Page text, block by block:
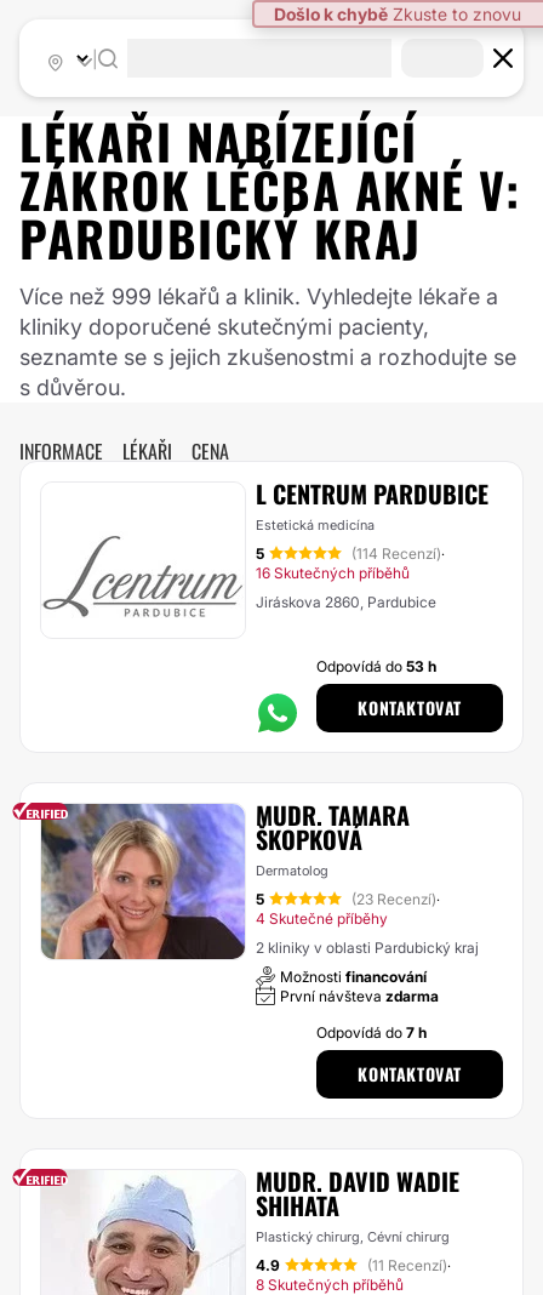
LÉKAŘI NABÍZEJÍCÍ
ZÁKROK LÉČBA AKNÉ V:
PARDUBICKÝ KRAJ
Více než 999 lékařů a klinik. Vyhledejte lékaře a
kliniky doporučené skutečnými pacienty,
seznamte se s jejich zkušenostmi a rozhodujte se
s důvěrou.
INFORMACE LÉKAŘI CENA
L CENTRUM PARDUBICE
Estetická medicína
5 (114 Recenzí)·
16 Skutečných příběhů
Jiráskova 2860, Pardubice
Odpovídá do53 h
KONTAKTOVAT
MUDR. TAMARA
ŠKOPKOVÁ
Dermatolog
5 (23 Recenzí)·
4 Skutečné příběhy
2 kliniky v oblasti Pardubický kraj
Možnosti financování
První návšteva zdarma
Odpovídá do7 h
KONTAKTOVAT
MUDR. DAVID WADIE
SHIHATA
Plastický chirurg, Cévní chirurg
4.9 (11 Recenzí)·
8 Skutečných příběhů